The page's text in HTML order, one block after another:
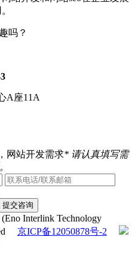
吗？
A座11A
网站开发需求* 请认真填写需
提交咨询
Interlink Technology
京ICP备12050878号-2